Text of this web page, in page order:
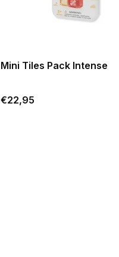
Mini Tiles Pack Intense
€22,95